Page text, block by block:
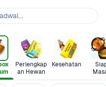
Perlengkap
an Hewan
Kesehatan